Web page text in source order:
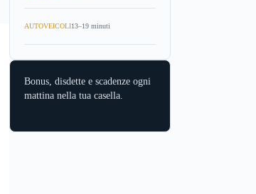
AUTOVEICOLI13–19 minuti
Bonus, disdette e scadenze ogni
mattina nella tua casella.